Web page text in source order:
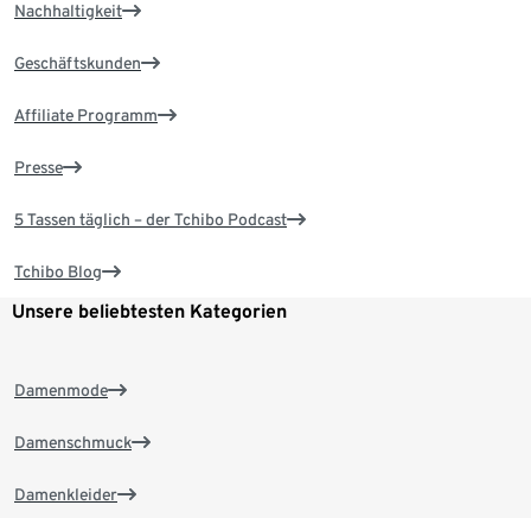
Nachhaltigkeit
Geschäftskunden
Affiliate Programm
Presse
5 Tassen täglich – der Tchibo Podcast
Tchibo Blog
Unsere beliebtesten Kategorien
Damenmode
Damenschmuck
Damenkleider